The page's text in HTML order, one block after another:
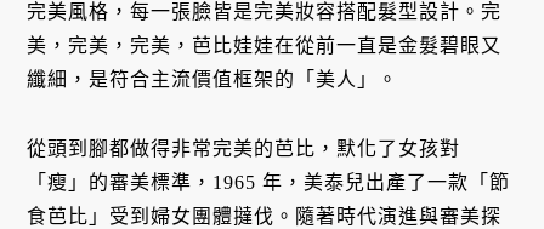
完美風格，每一張臉皆是完美妝容搭配髮型設計。完
美，完美，完美，芭比娃娃在從前一直是金髮碧眼又
纖細，是符合主流價值框架的「美人」。
從頭到腳都做得非常完美的芭比，默化了女孩對
「瘦」的審美標準，1965 年，美泰兒出產了一款「節
食芭比」受到婦女團體撻伐。隨著時代演進與審美探